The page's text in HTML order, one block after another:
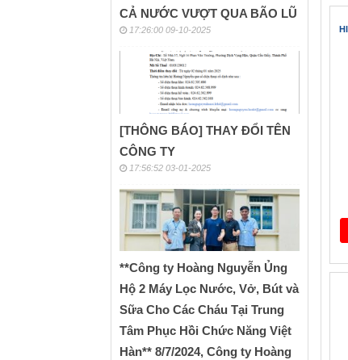
CẢ NƯỚC VƯỢT QUA BÃO LŨ
17:26:00 09-10-2025
[THÔNG BÁO] THAY ĐỔI TÊN
CÔNG TY
17:56:52 03-01-2025
**Công ty Hoàng Nguyễn Ủng
Hộ 2 Máy Lọc Nước, Vở, Bút và
Sữa Cho Các Cháu Tại Trung
Tâm Phục Hồi Chức Năng Việt
Hàn** 8/7/2024, Công ty Hoàng